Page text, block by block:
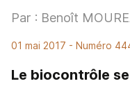
Par : Benoît
01 mai 2017 - Numéro
Le biocontrôle